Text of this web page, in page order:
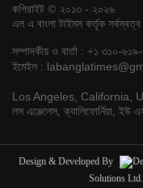
কপিরাইট © ২০১৩ - ২০২৬
এল এ বাংলা টাইমস কর্তৃক সর্বস্বত্ব
সম্পাদকীয় ও বার্তা : +১ ৩১০-
ইমেইল :
Los Angeles, California,
লস এঞ্জেলেস, ক্যালিফোর্নিয়া, ইউ
Design & Developed By
Solutions Ltd.